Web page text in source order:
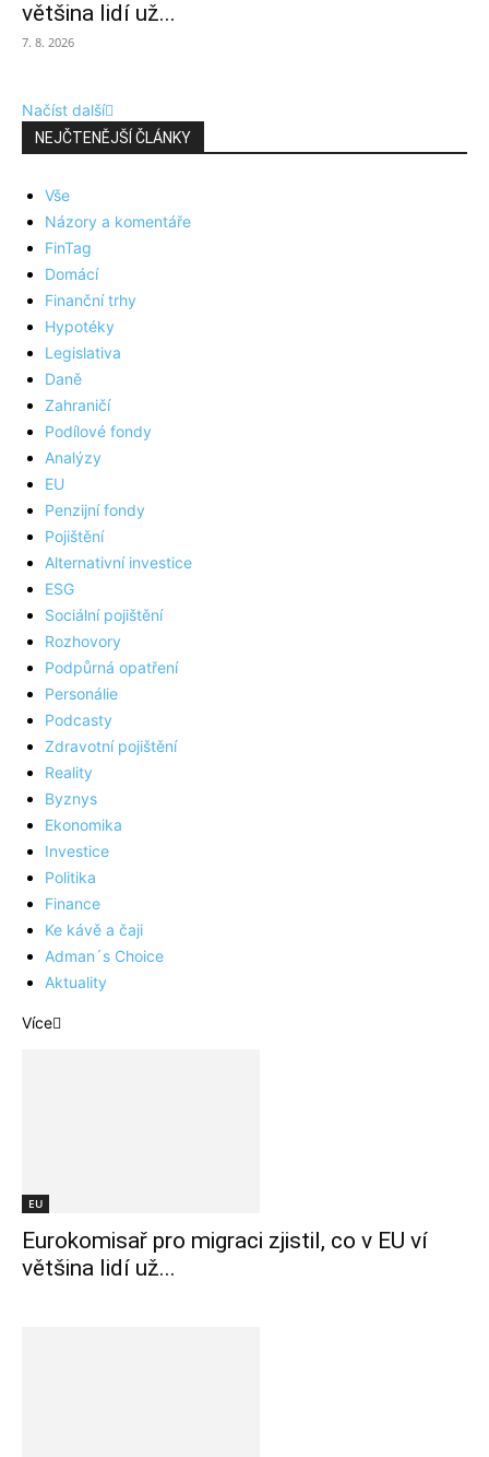
většina lidí už...
7. 8. 2026
Načíst další
NEJČTENĚJŠÍ ČLÁNKY
Vše
Názory a komentáře
FinTag
Domácí
Finanční trhy
Hypotéky
Legislativa
Daně
Zahraničí
Podílové fondy
Analýzy
EU
Penzijní fondy
Pojištění
Alternativní investice
ESG
Sociální pojištění
Rozhovory
Podpůrná opatření
Personálie
Podcasty
Zdravotní pojištění
Reality
Byznys
Ekonomika
Investice
Politika
Finance
Ke kávě a čaji
Adman´s Choice
Aktuality
Více
EU
Eurokomisař pro migraci zjistil, co v EU ví
většina lidí už...